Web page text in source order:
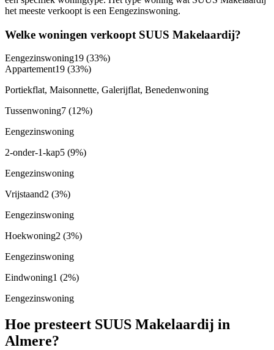
het meeste verkoopt is een Eengezinswoning.
Welke woningen verkoopt SUUS Makelaardij?
Eengezinswoning19 (33%)
Appartement19 (33%)
Portiekflat, Maisonnette, Galerijflat, Benedenwoning
Tussenwoning7 (12%)
Eengezinswoning
2-onder-1-kap5 (9%)
Eengezinswoning
Vrijstaand2 (3%)
Eengezinswoning
Hoekwoning2 (3%)
Eengezinswoning
Eindwoning1 (2%)
Eengezinswoning
Hoe presteert SUUS Makelaardij in
Almere?